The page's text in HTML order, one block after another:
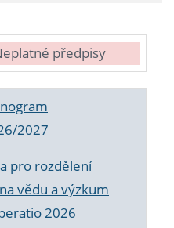
předpisy
2027
pro rozdělení
vědu a výzkum
2026